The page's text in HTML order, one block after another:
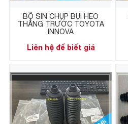
BỘ SIN CHỤP BỤI HEO
THẮNG TRƯỚC TOYOTA
INNOVA
Liên hệ để biết giá